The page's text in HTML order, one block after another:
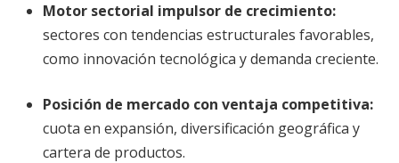
Motor sectorial impulsor de crecimiento:
sectores con tendencias estructurales favorables,
como innovación tecnológica y demanda creciente.
Posición de mercado con ventaja competitiva:
cuota en expansión, diversificación geográfica y
cartera de productos.